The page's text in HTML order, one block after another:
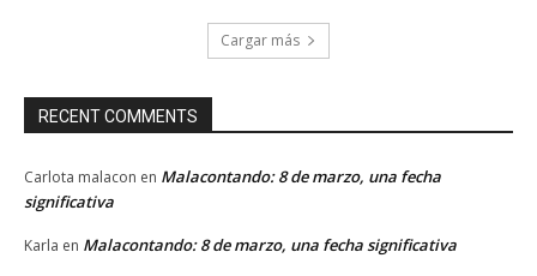
Cargar más
RECENT COMMENTS
Carlota malacon en Malacontando: 8 de marzo, una fecha
significativa
Karla en Malacontando: 8 de marzo, una fecha significativa